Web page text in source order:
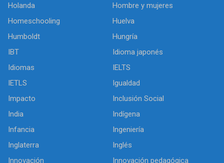
Holanda
Hombre y mujeres
Homeschooling
Huelva
Humboldt
Hungría
IBT
Idioma japonés
Idiomas
IELTS
IETLS
Igualdad
Impacto
Inclusión Social
India
Indígena
Infancia
Ingeniería
Inglaterra
Inglés
Innovación
Innovación pedagógica